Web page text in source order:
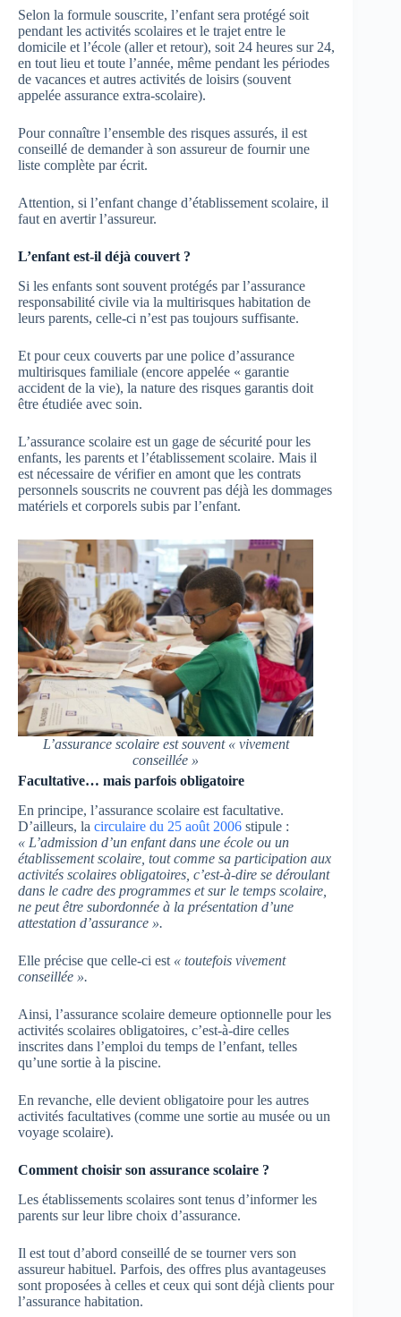
Selon la formule souscrite, l’enfant sera protégé soit
pendant les activités scolaires et le trajet entre le
domicile et l’école (aller et retour), soit 24 heures sur 24,
en tout lieu et toute l’année, même pendant les périodes
de vacances et autres activités de loisirs (souvent
appelée assurance extra-scolaire).
Pour connaître l’ensemble des risques assurés, il est
conseillé de demander à son assureur de fournir une
liste complète par écrit.
Attention, si l’enfant change d’établissement scolaire, il
faut en avertir l’assureur.
L’enfant est-il déjà couvert ?
Si les enfants sont souvent protégés par l’assurance
responsabilité civile via la multirisques habitation de
leurs parents, celle-ci n’est pas toujours suffisante.
Et pour ceux couverts par une police d’assurance
multirisques familiale (encore appelée « garantie
accident de la vie), la nature des risques garantis doit
être étudiée avec soin.
L’assurance scolaire est un gage de sécurité pour les
enfants, les parents et l’établissement scolaire. Mais il
est nécessaire de vérifier en amont que les contrats
personnels souscrits ne couvrent pas déjà les dommages
matériels et corporels subis par l’enfant.
L’assurance scolaire est souvent « vivement
conseillée »
Facultative… mais parfois obligatoire
En principe, l’assurance scolaire est facultative.
D’ailleurs, la circulaire du 25 août 2006 stipule :
« L’admission d’un enfant dans une école ou un
établissement scolaire, tout comme sa participation aux
activités scolaires obligatoires, c’est-à-dire se déroulant
dans le cadre des programmes et sur le temps scolaire,
ne peut être subordonnée à la présentation d’une
attestation d’assurance ».
Elle précise que celle-ci est « toutefois vivement
conseillée ».
Ainsi, l’assurance scolaire demeure optionnelle pour les
activités scolaires obligatoires, c’est-à-dire celles
inscrites dans l’emploi du temps de l’enfant, telles
qu’une sortie à la piscine.
En revanche, elle devient obligatoire pour les autres
activités facultatives (comme une sortie au musée ou un
voyage scolaire).
Comment choisir son assurance scolaire ?
Les établissements scolaires sont tenus d’informer les
parents sur leur libre choix d’assurance.
Il est tout d’abord conseillé de se tourner vers son
assureur habituel. Parfois, des offres plus avantageuses
sont proposées à celles et ceux qui sont déjà clients pour
l’assurance habitation.